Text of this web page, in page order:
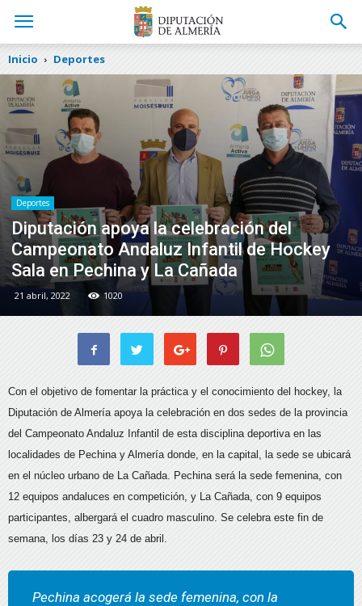
Inicio Deportes
Deportes
Diputación apoya la celebración del
Campeonato Andaluz Infantil de Hockey
Sala en Pechina y La Cañada
21 abril, 2022 1020
Con el objetivo de fomentar la práctica y el conocimiento del hockey, la
Diputación de Almería apoya la celebración en dos sedes de la provincia
del Campeonato Andaluz Infantil de esta disciplina deportiva en las
localidades de Pechina y Almería donde, en la capital, la sede se ubicará
en el núcleo urbano de La Cañada. Pechina será la sede femenina, con
12 equipos andaluces en competición, y La Cañada, con 9 equipos
participantes, albergará el cuadro masculino. Se celebra este fin de
semana, los días 23 y 24 de abril.
Pechina acogerá la sede femenina, con la